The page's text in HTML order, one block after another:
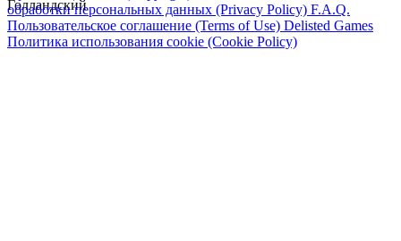
Голландский
обработки персональных данных (Privacy Policy) F.A.Q.
Пользовательское соглашение (Terms of Use) Delisted Games
Политика использования cookie (Cookie Policy)